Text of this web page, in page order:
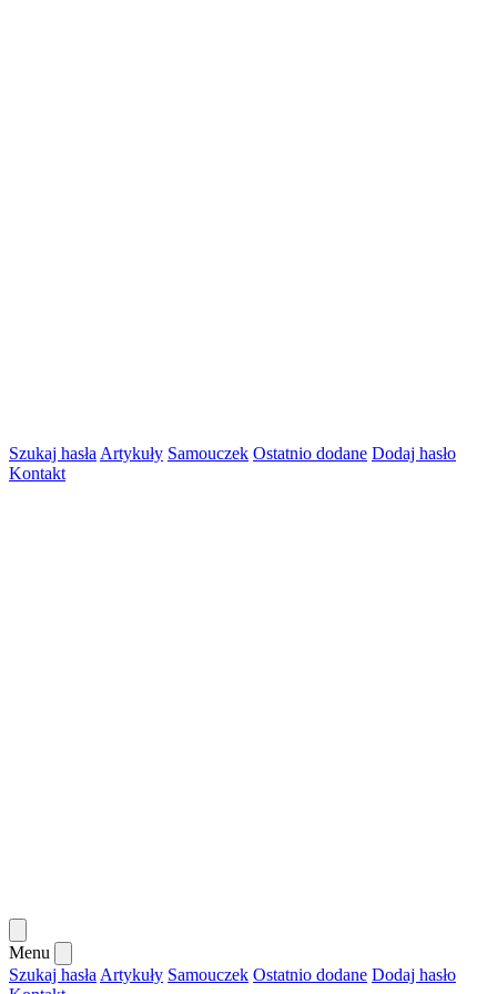
Szukaj hasła Artykuły Samouczek Ostatnio dodane Dodaj hasło
Kontakt
Menu
Szukaj hasła Artykuły Samouczek Ostatnio dodane Dodaj hasło